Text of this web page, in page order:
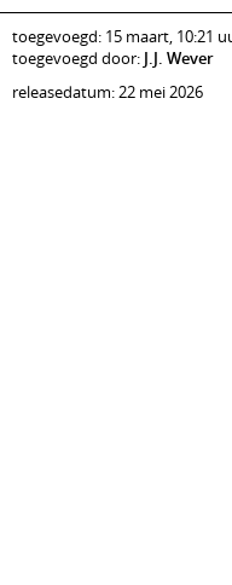
toegevoegd: 15 maart, 10:21
toegevoegd door: J.J. Wever
releasedatum: 22 mei 2026